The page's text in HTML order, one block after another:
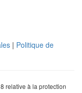
| Politique de
relative à la protection